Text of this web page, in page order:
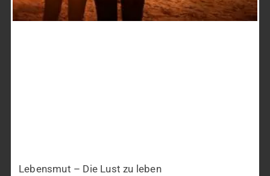
Lebensmut – Die Lust zu leben